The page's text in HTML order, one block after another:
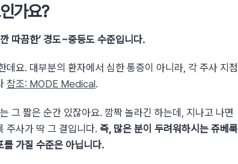
가요?
따끔한’ 경도~중등도 수준입니다.
요. 대부분의 환자에서 심한 통증이 아니라, 각 주사 지점
참조: MODE Medical.
그 짧은 순간 있잖아요. 깜짝 놀라긴 하는데, 지나고 나면
주사가 딱 그 결입니다. 즉, 많은 분이 두려워하시는 쥬베룩
가질 수준은 아닙니다.